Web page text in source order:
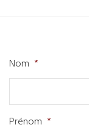
Nom *
Prénom *